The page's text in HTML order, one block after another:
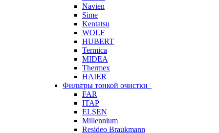
Navien
Sime
Kentatsu
WOLF
HUBERT
Termica
MIDEA
Thermex
HAIER
Фильтры тонкой очистки
FAR
ITAP
ELSEN
Millennium
Resideo Braukmann